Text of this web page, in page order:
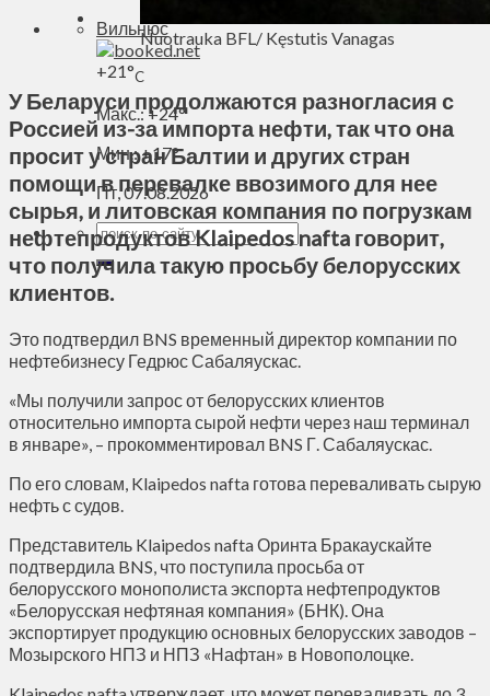
Вильнюс
+21°C
Макс.:+24°
Мин.:+17°
Пт, 07.08.2026
Nuotrauka BFL/ Kęstutis Vanagas
У Беларуси продолжаются разногласия с
Россией из-за импорта нефти, так что она
просит у стран Балтии и других стран
помощи в перевалке ввозимого для нее
сырья, и литовская компания по погрузкам
нефтепродуктов Klaipedos nafta говорит,
что получила такую просьбу белорусских
клиентов.
Это подтвердил BNS временный директор компании по
нефтебизнесу Гедрюс Сабаляускас.
«Мы получили запрос от белорусских клиентов
относительно импорта сырой нефти через наш терминал
в январе», – прокомментировал BNS Г. Сабаляускас.
По его словам, Klaipedos nafta готова переваливать сырую
нефть с судов.
Представитель Klaipedos nafta Оринта Бракаускайте
подтвердила BNS, что поступила просьба от
белорусского монополиста экспорта нефтепродуктов
«Белорусская нефтяная компания» (БНК). Она
экспортирует продукцию основных белорусских заводов –
Мозырского НПЗ и НПЗ «Нафтан» в Новополоцке.